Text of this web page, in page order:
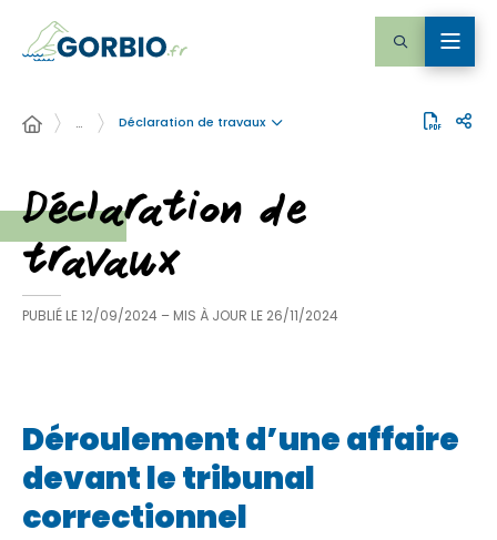
… Déclaration de travaux
Déclaration de
travaux
PUBLIÉ LE12/09/2024 – MIS À JOUR LE 26/11/2024
Déroulement d’une affaire
devant le tribunal
correctionnel